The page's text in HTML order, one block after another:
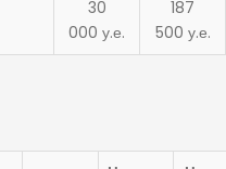
30
000 у.е.
187
500 у.е.